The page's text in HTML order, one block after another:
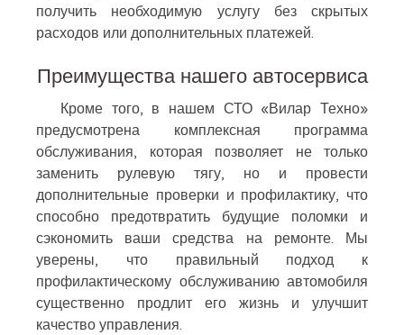
получить необходимую услугу без скрытых
расходов или дополнительных платежей.
Преимущества нашего автосервиса
Кроме того, в нашем СТО «Вилар Техно»
предусмотрена комплексная программа
обслуживания, которая позволяет не только
заменить рулевую тягу, но и провести
дополнительные проверки и профилактику, что
способно предотвратить будущие поломки и
сэкономить ваши средства на ремонте. Мы
уверены, что правильный подход к
профилактическому обслуживанию автомобиля
существенно продлит его жизнь и улучшит
качество управления.